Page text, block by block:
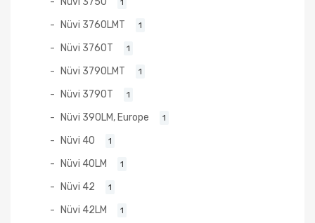
Nüvi 3760LMT 1
Nüvi 3760T 1
Nüvi 3790LMT 1
Nüvi 3790T 1
Nüvi 390LM, Europe 1
Nüvi 40 1
Nüvi 40LM 1
Nüvi 42 1
Nüvi 42LM 1